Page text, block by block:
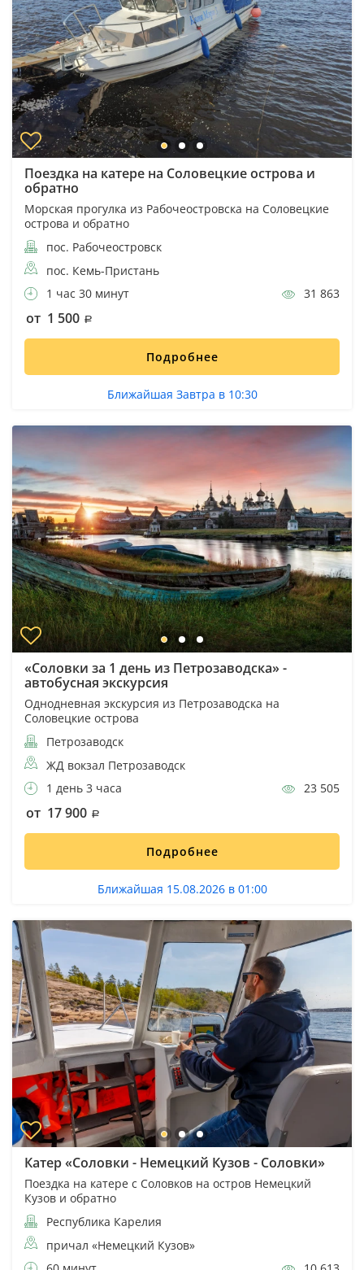
Поездка на катере на Соловецкие острова и
обратно
Морская прогулка из Рабочеостровска на Соловецкие
острова и обратно
пос. Рабочеостровск
пос. Кемь-Пристань
1 час 30 минут
31 863
от 1 500
Подробнее
Ближайшая Завтра в 10:30
«Соловки за 1 день из Петрозаводска» -
автобусная экскурсия
Однодневная экскурсия из Петрозаводска на
Соловецкие острова
Петрозаводск
ЖД вокзал Петрозаводск
1 день 3 часа
23 505
от 17 900
Подробнее
Ближайшая 15.08.2026 в 01:00
Катер «Соловки - Немецкий Кузов - Соловки»
Поездка на катере с Соловков на остров Немецкий
Кузов и обратно
Республика Карелия
причал «Немецкий Кузов»